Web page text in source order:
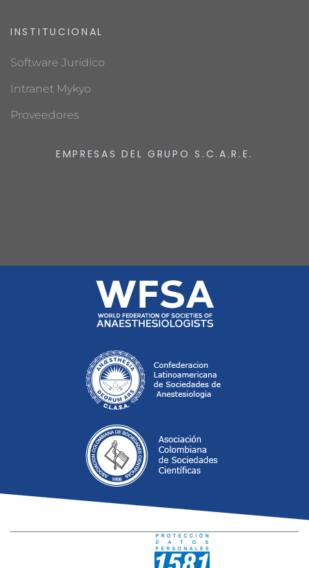
INSTITUCIONAL
Software Jurídico
Intranet Mykyo
Proveedores
EMPRESAS DEL GRUPO S.C.A.R.E.